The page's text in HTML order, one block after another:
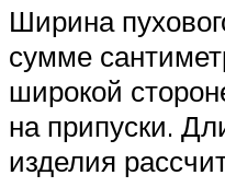
Ширина
сумме
широкой
на припуски.
изделия